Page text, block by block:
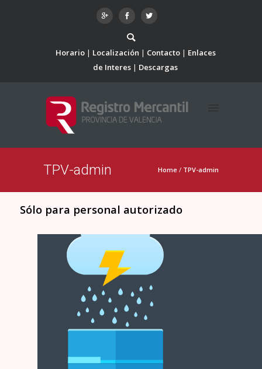
Horario Localización Contacto
Enlaces
de Interes
Descargas
TPV-admin Home / TPV-admin
Sólo para personal autorizado